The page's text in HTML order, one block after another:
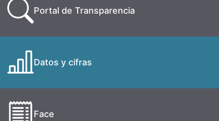
Portal de Transparencia
Datos y cifras
Face